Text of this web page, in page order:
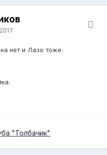
нет и Лазо тоже.
"Толбачик"